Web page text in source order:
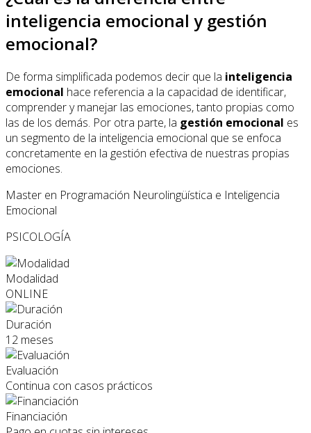
inteligencia emocional y gestión
emocional?
De forma simplificada podemos decir que la inteligencia
emocional hace referencia a la capacidad de identificar,
comprender y manejar las emociones, tanto propias como
las de los demás. Por otra parte, la gestión emocional es
un segmento de la inteligencia emocional que se enfoca
concretamente en la gestión efectiva de nuestras propias
emociones.
Master en Programación Neurolingüística e Inteligencia
Emocional
PSICOLOGÍA
Modalidad
ONLINE
Duración
12 meses
Evaluación
Continua con casos prácticos
Financiación